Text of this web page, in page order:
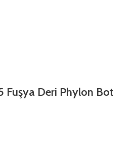
Fuşya Deri Phylon Bot